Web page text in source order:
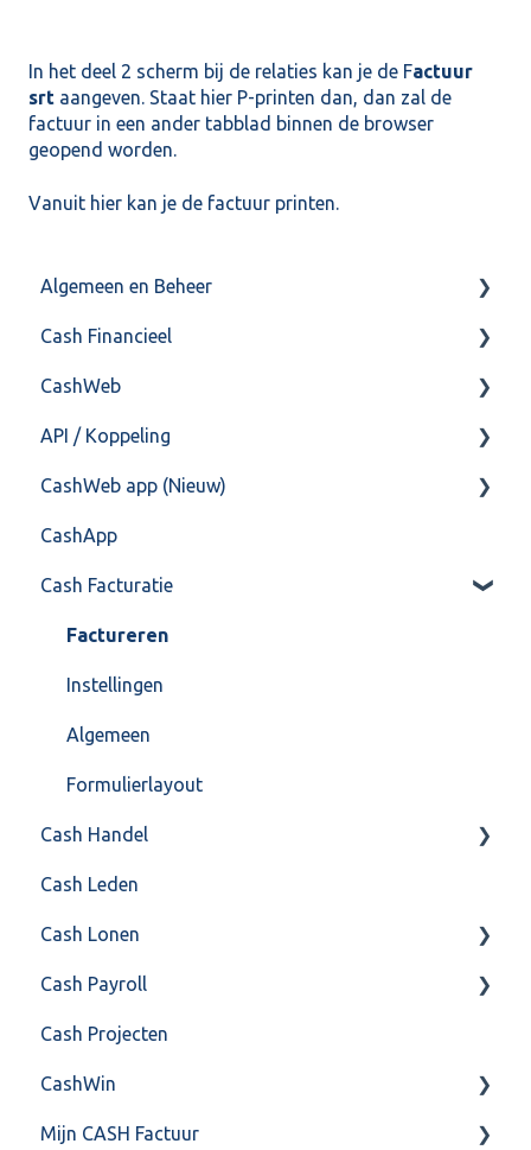
In het deel 2 scherm bij de relaties kan je de Factuur
srt aangeven. Staat hier P-printen dan, dan zal de
factuur in een ander tabblad binnen de browser
geopend worden.
Vanuit hier kan je de factuur printen.
Algemeen en Beheer
Bank(koppeling)
Import/Export
Postbus
Training & Consultancy
Overig
Cash Financieel
Boekhoud
Fiscaal
Overig
CashWeb
CashHero Layout
Mailen vanuit CASHWeb
Algemeen gebruik
API / Koppeling
Algemeen
Api 3.0 (SOAP API)
API 4.0 (REST API)
CashWeb app (Nieuw)
Veel gestelde vragen
CashApp
Cash Facturatie
Factureren
Instellingen
Algemeen
Formulierlayout
Cash Handel
Inkoop
Verkoop
Voorraad
Overig
VoorraadService & Onderhoud
Cash Leden
Cash Lonen
Algemeen
Inrichting
Jaarafsluiting
Salarisberekening
Cash Payroll
Aangifte
Algemeen
Basis Training
Cash Projecten
CashWin
Overig
Mijn CASH Factuur